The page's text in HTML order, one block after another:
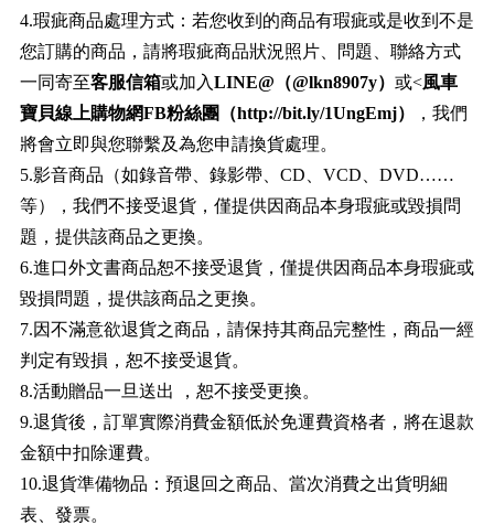
4.瑕疵商品處理方式：若您收到的商品有瑕疵或是收到不是
您訂購的商品，請將瑕疵商品狀況照片、問題、聯絡方式
一同寄至客服信箱或加入LINE@（@lkn8907y） 或<風車
寶貝線上購物網FB粉絲團（http://bit.ly/1UngEmj）
，我們
將會立即與您聯繫及為您申請換貨處理。
5.影音商品（如錄音帶、錄影帶、CD、VCD、DVD……
等），我們不接受退貨，僅提供因商品本身瑕疵或毀損問
題，提供該商品之更換。
6.進口外文書商品恕不接受退貨，僅提供因商品本身瑕疵或
毀損問題，提供該商品之更換。
7.因不滿意欲退貨之商品，請保持其商品完整性，商品一經
判定有毀損，恕不接受退貨。
8.活動贈品一旦送出 ，恕不接受更換。
9.退貨後，訂單實際消費金額低於免運費資格者，將在退款
金額中扣除運費。
10.退貨準備物品：預退回之商品、當次消費之出貨明細
表、發票。